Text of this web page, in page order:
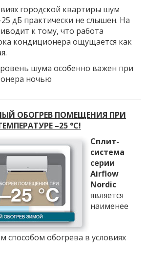
городской квартиры шум
дБ практически не слышен. На
к тому, что работа
кондиционера ощущается как
шума особенно важен при
ночью
ОБОГРЕВ ПОМЕЩЕНИЯ ПРИ
–25 °C!
Сплит-
система
серии
Airflow
Nordic
является
наименее
способом обогрева в условиях